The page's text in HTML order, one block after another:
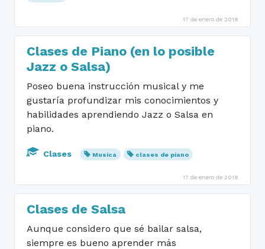
17 de enero de 2018
Clases de Piano (en lo posible
Jazz o Salsa)
Poseo buena instrucción musical y me
gustaría profundizar mis conocimientos y
habilidades aprendiendo Jazz o Salsa en
piano.
Clases Musica clases de piano
17 de enero de 2018
Clases de Salsa
Aunque considero que sé bailar salsa,
siempre es bueno aprender más